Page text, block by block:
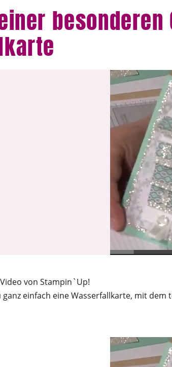
besonderen
von Stampin`Up!
einfach eine Wasserfallkarte, mit